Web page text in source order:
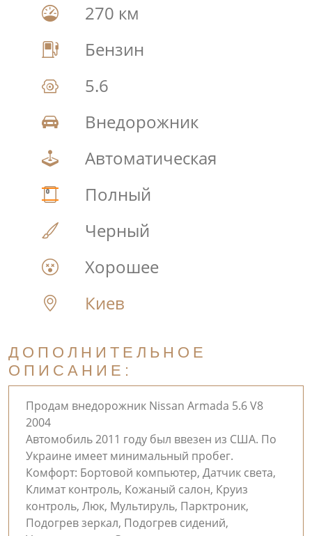
270 км
Бензин
5.6
Внедорожник
Автоматическая
Полный
Черный
Хорошее
Киев
ДОПОЛНИТЕЛЬНОЕ
ОПИСАНИЕ:
Продам внедорожник Nissan Armada 5.6 V8
2004
Автомобиль 2011 году был ввезен из США. По
Украине имеет минимальный пробег.
Комфорт: Бортовой компьютер, Датчик света,
Климат контроль, Кожаный салон, Круиз
контроль, Люк, Мультируль, Парктроник,
Подогрев зеркал, Подогрев сидений,